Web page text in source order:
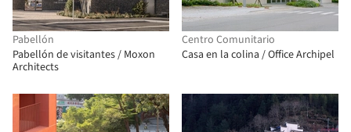
Pabellón
Pabellón de visitantes / Moxon
Architects
Centro Comunitario
Casa en la colina / Office Archipel